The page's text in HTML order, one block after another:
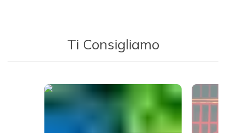
Ti Consigliamo
Media Carousel - Carousel with product photos. Use the